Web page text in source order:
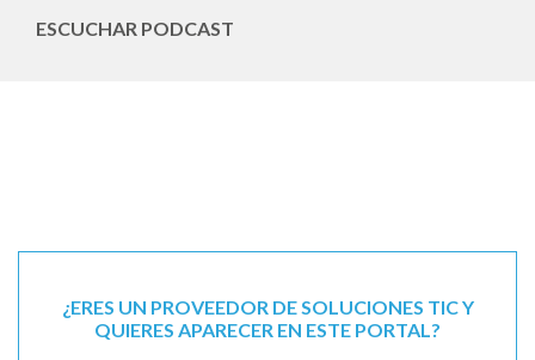
ESCUCHAR PODCAST
¿ERES UN PROVEEDOR DE SOLUCIONES TIC Y
QUIERES APARECER EN ESTE PORTAL?